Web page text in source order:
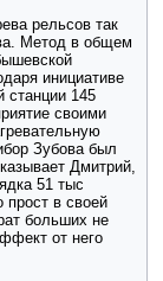
рельсов так
Метод в общем
инициативе
станции 145
своими
Зубова был
Дмитрий,
51 тыс
прост в своей
больших не
от него